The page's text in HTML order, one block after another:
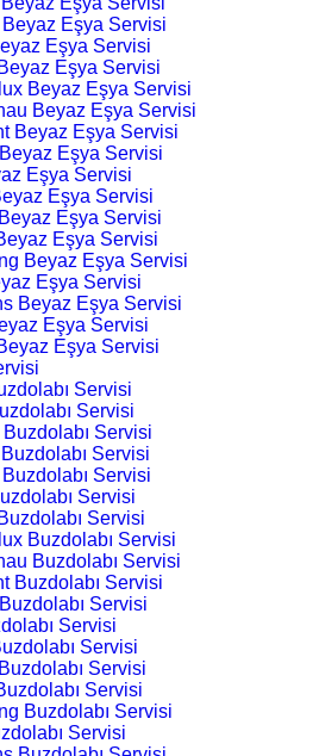
Eşya Servisi
Eşya Servisi
Eşya Servisi
Beyaz Eşya Servisi
Beyaz Eşya Servisi
Beyaz Eşya Servisi
Eşya Servisi
Eşya Servisi
Eşya Servisi
Eşya Servisi
Eşya Servisi
Beyaz Eşya Servisi
Eşya Servisi
Beyaz Eşya Servisi
Eşya Servisi
Eşya Servisi
Servisi
Servisi
Servisi
Servisi
Servisi
Servisi
Servisi
Buzdolabı Servisi
Buzdolabı Servisi
Buzdolabı Servisi
Servisi
Servisi
Servisi
Servisi
Servisi
Buzdolabı Servisi
Servisi